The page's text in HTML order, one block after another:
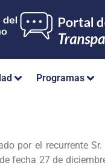
Programas
por el recurrente
fecha 27 de